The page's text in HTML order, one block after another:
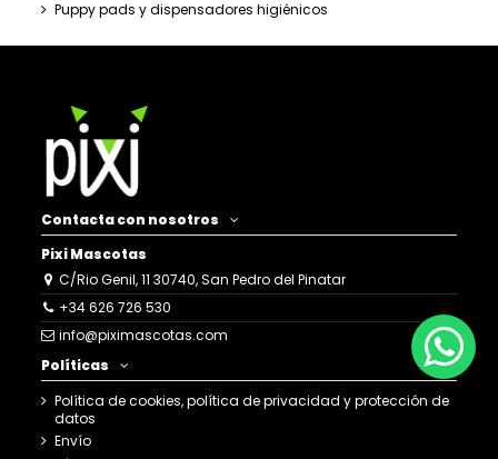
Puppy pads y dispensadores higiénicos
Contacta con nosotros
Pixi Mascotas
C/Rio Genil, 11 30740, San Pedro del Pinatar
+34 626 726 530
info@piximascotas.com
Políticas
Política de cookies, política de privacidad y protección de
datos
Envío